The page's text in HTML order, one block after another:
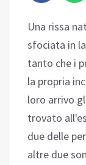
Una rissa
sfociata in
tanto che i
la propria
loro arrivo
trovato
due delle
altre due